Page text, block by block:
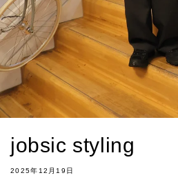
jobsic styling
2025年12月19日